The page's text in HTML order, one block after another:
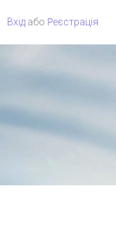
Вхід або Pеєстрація